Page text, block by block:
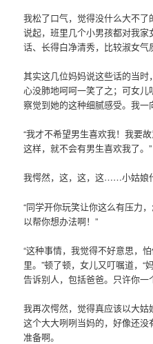
我松了口气，觉得没什么大不
说起，班里几个小男孩都对我
话、长得白净清秀，比较淑女气
其实这几位妈妈说这些话的当
心没肺地呵呵一笑了之；可女
察觉到她的这种细腻感受。我一
“我才不希望男生喜欢我！我要
这样，就不会有男生喜欢我了。”
我愕然，这，这，这……小姑娘
“同学开你玩笑让你这么有压力
以帮你想办法啊！”
“这种事情，我觉得不好意思，
里。”顿了顿，女儿又叮嘱道，“
告诉别人，包括爸爸。只许你一
我再次愕然，觉得真应该以大
这个大大咧咧当妈的，好像还
准备啊。